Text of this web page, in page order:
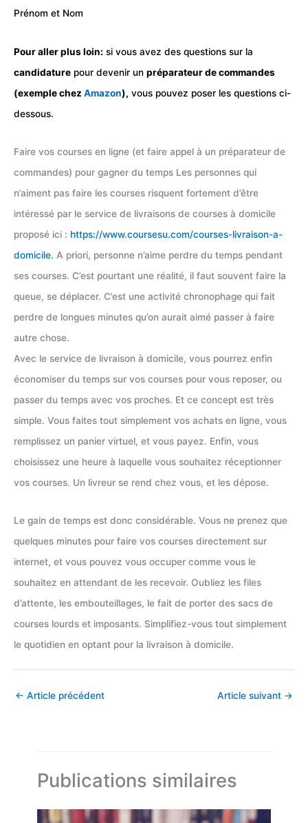
Prénom et Nom
Pour aller plus loin: si vous avez des questions sur la
candidature pour devenir un préparateur de commandes
(exemple chez Amazon), vous pouvez poser les questions ci-
dessous.
Faire vos courses en ligne (et faire appel à un préparateur de
commandes) pour gagner du temps Les personnes qui
n’aiment pas faire les courses risquent fortement d’être
intéressé par le service de livraisons de courses à domicile
proposé ici : https://www.coursesu.com/courses-livraison-a-
domicile. A priori, personne n’aime perdre du temps pendant
ses courses. C’est pourtant une réalité, il faut souvent faire la
queue, se déplacer. C’est une activité chronophage qui fait
perdre de longues minutes qu’on aurait aimé passer à faire
autre chose.
Avec le service de livraison à domicile, vous pourrez enfin
économiser du temps sur vos courses pour vous reposer, ou
passer du temps avec vos proches. Et ce concept est très
simple. Vous faites tout simplement vos achats en ligne, vous
remplissez un panier virtuel, et vous payez. Enfin, vous
choisissez une heure à laquelle vous souhaitez réceptionner
vos courses. Un livreur se rend chez vous, et les dépose.
Le gain de temps est donc considérable. Vous ne prenez que
quelques minutes pour faire vos courses directement sur
internet, et vous pouvez vous occuper comme vous le
souhaitez en attendant de les recevoir. Oubliez les files
d’attente, les embouteillages, le fait de porter des sacs de
courses lourds et imposants. Simplifiez-vous tout simplement
le quotidien en optant pour la livraison à domicile.
← Article précédent Article suivant →
Publications similaires